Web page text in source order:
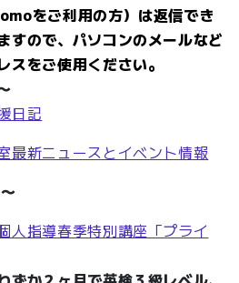
をご利用の方）は返信でき
すので、パソコンのメールなど
スをご使用ください。
日記
最新ニュースとイベント情報
人指導春季特別講座「プライ